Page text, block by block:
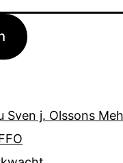
Sven j. Olssons